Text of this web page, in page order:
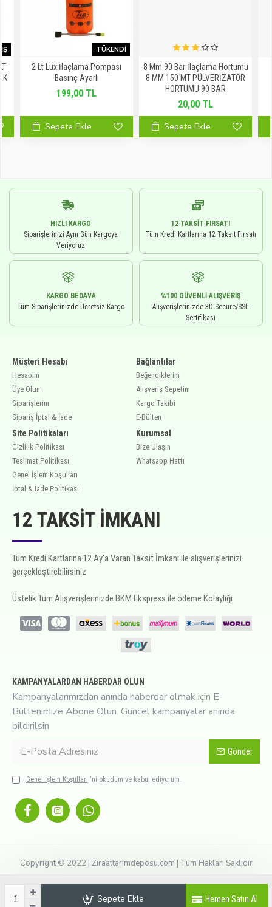
Sepete Ekle Hemen Satın Al
TÜKENDI
2 Lt Lüx İlaçlama Pompası
Basınç Ayarlı
199,00 TL
Sepete Ekle
8 Mm 90 Bar İlaçlama Hortumu
8 MM 150 MT PÜLVERİZATÖR
HORTUMU 90 BAR
20,00 TL
Sepete Ekle
HIZLI KARGO
Siparişlerinizi Aynı Gün Kargoya
Veriyoruz
12 TAKSIT FIRSATI
Tüm Kredi Kartlarına 12 Taksit Fırsatı
KARGO BEDAVA
Tüm Siparişlerinizde Ücretsiz Kargo
%100 GÜVENLI ALIŞVERIŞ
Alışverişlerinizde 3D Secure/SSL
Sertifikası
Müşteri Hesabı
Hesabım
Üye Olun
Siparişlerim
Sipariş İptal & İade
Site Politikaları
Gizlilik Politikası
Teslimat Politikası
Genel İşlem Koşulları
İptal & İade Politikası
Bağlantılar
Beğendiklerim
Alışveriş Sepetim
Kargo Takibi
E-Bülten
Kurumsal
Bize Ulaşın
Whatsapp Hattı
12 TAKSIT İMKANI
Tüm Kredi Kartlarına 12 Ay'a Varan Taksit İmkanı ile alışverişlerinizi
gerçekleştirebilirsiniz
Üstelik Tüm Alışverişlerinizde BKM Ekspress ile ödeme Kolaylığı
KAMPANYALARDAN HABERDAR OLUN
Kampanyalarımızdan anında haberdar olmak için E-
Bültenimize Abone Olun. Güncel kampanyalar anında
bildirilsin
Gönder
Genel İşlem Koşulları 'ni okudum ve kabul ediyorum.
Copyright © 2022 | Ziraattarimdeposu.com | Tüm Hakları Saklıdır